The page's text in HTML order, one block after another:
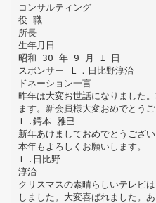
コンサルティング
役 職
所長
生年月日
昭和 30 年 9 月 1 日
スポンサー Ｌ．日比野淳治
ドネーション一言
昨年は大変お世話になりました
ます。新会員様大変おめでとうご
Ｌ.鍔本 雅巳
新年あけましておめでとうござい
本年もよろしくお願いします。
Ｌ.日比野
淳治
クリスマスの素晴らしいテレビ
しました。大変喜ばれました。